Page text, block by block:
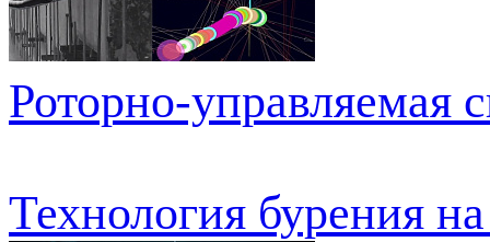
Роторно-управляемая
Технология бурения